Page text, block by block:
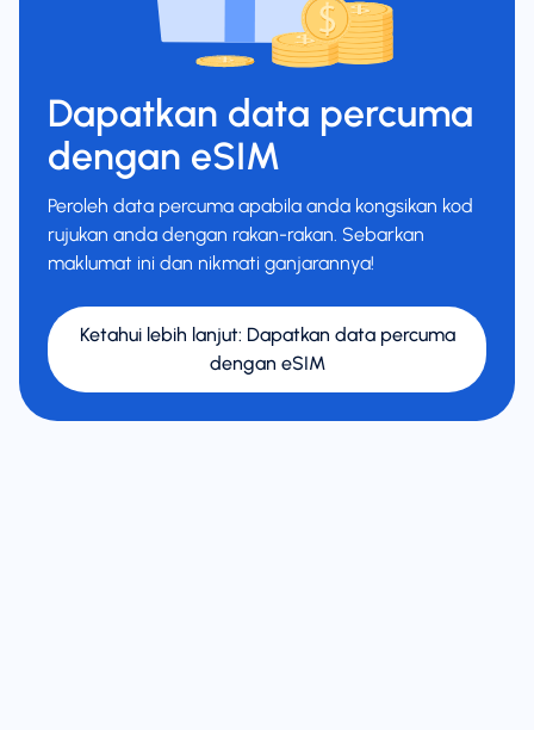
Dapatkan data percuma
dengan eSIM
Peroleh data percuma apabila anda kongsikan kod
rujukan anda dengan rakan-rakan. Sebarkan
maklumat ini dan nikmati ganjarannya!
Ketahui lebih lanjut: Dapatkan data percuma
dengan eSIM